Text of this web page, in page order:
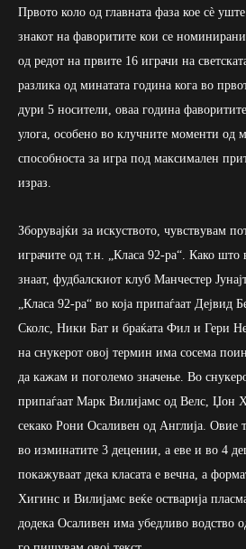
Првото коло од главната фаза кое сè
знакот на фаворитите кои се
од редот на првите 16 играчи на
разлика од минатата година кога во
дури 5 носители, оваа година фаворитите
улога, особено во клучните моменти од
способноста за игра под максимален
израз.
Зборувајќи за искуството, чувствувам
играчите од т.н. „Класа 92-ра“. Како што
знаат, фудбалскиот клуб Манчестер
„Класа 92-ра“ во која припаѓаат Дејвид
Сколс, Ники Бат и браќата Фил и Гери
на снукерот овој термин има сосема
да кажам и поголемо значење. Во
припаѓаат Марк Вилијамс од Велс, Џон
секако Рони Осаливен од Англија. Овие
во изминатите 3 децении, а еве и во 4
покажуваат дека класата е вечна, а
Хигинс и Вилијамс веќе остварија
додека Осаливен има убедливо водство